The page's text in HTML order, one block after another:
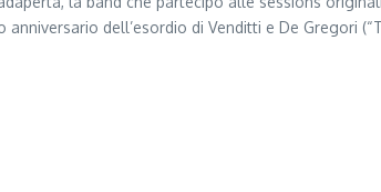
dell’esordio di Venditti e De Gregori